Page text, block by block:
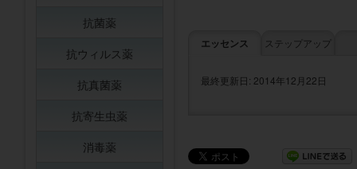
エッセンス ステップアップ
最終更新日: 2014年12月22日
抗菌薬
抗ウィルス薬
抗真菌薬
抗寄生虫薬
消毒薬